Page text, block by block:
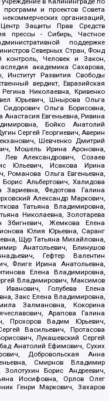
программ и проектов Совета
организаций,
Центр Защиты Прав Средств
прессы - Сибирь, Частное
поддержке
Северных Стран, Фонд
контроль, Человек и Закон,
академика Сахарова,
Институт Развития Свободы
вердикт, Евразийская
Николаевна, Кривенко
Юрьевич, Шнырова Ольга
Ольга Борисовна,
Анастасия Евгеньевна, Ривина
Бойко Анатолий
Сергей Георгиевич, Аверин
Шевченко Дмитрий
Мошель Ирина Ароновна,
Александрович, Созаев
Юльевич, Исакова Ирина
Романова Ольга Евгеньевна,
Альбертович, Халидова
Федотова Галина
Александр Маркович,
Татьяна Владимировна,
Николаевна, Золотарева
Збигневич, Жемкова Елена
Юлия Юрьевна, Саранг
Щур Татьяна Михайловна,
Анатольевич, Блинушов
Гефтер Валентин
Флиге Ирина Анатольевна,
Елена Владимировна,
Владимирович, Максимов
Голубева Елена
Закс Елена Владимировна,
Залмановна, Кокорина
Арапова Галина
Прохоров Вадим Юрьевич,
Васильевич, Протасова
Лукашевский Сергей
Анатолий Ефимович, Сухих
Добровольская Анна
Смирнов Владимир
Борис Андреевич,
Иосифовна, Орлов Олег
Генри Маркович, Захаров